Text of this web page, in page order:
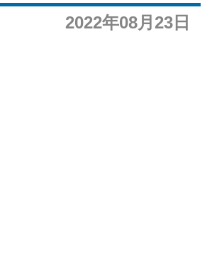
2022年08月23日